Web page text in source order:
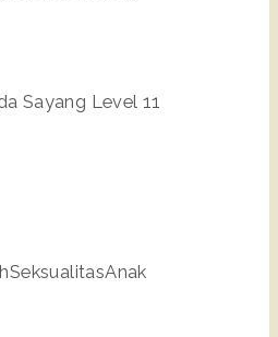
Sayang Level 11